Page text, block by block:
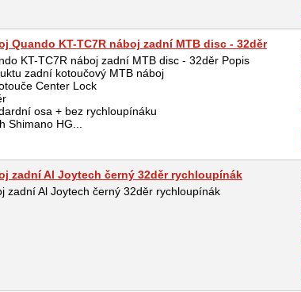
Quando KT-TC7R náboj zadní MTB disc - 32děr
KT-TC7R náboj zadní MTB disc - 32děr Popis
zadní kotoučový MTB náboj
Center Lock
osa + bez rychloupínáku
Shimano HG...
zadní Al Joytech černý 32děr rychloupínák
zadní Al Joytech černý 32děr rychloupínák